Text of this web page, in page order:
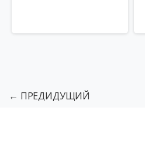
← ПРЕДИДУЩИЙ